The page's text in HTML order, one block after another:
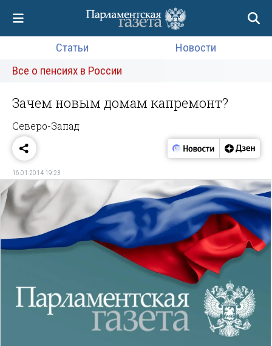
Статьи
Новости
Все о пенсиях в России
Зачем новым домам капремонт?
Северо-Запад
16.01.2014 19:23